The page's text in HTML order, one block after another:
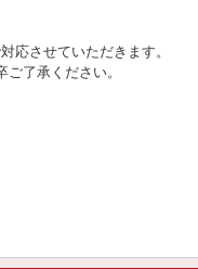
応させていただきます。
了承ください。